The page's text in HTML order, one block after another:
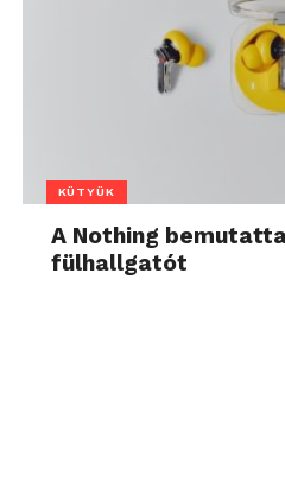
KÜTYÜK
A Nothing
fülhallgatót